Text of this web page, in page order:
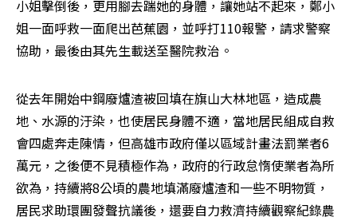
小姐擊倒後，更用腳去踹她的身體，讓她站不起來，鄭小
姐一面呼救一面爬出芭蕉園，並呼打110報警，請求警察
協助，最後由其先生載送至醫院救治。
從去年開始中鋼廢爐渣被回填在旗山大林地區，造成農
地、水源的汙染，也使居民身體不適，當地居民組成自救
會四處奔走陳情，但高雄市政府僅以區域計畫法罰業者6
萬元，之後便不見積極作為，政府的行政怠惰使業者為所
欲為，持續將8公頃的農地填滿廢爐渣和一些不明物質，
居民求助環團發聲抗議後，還要自力救濟持續觀察紀錄農